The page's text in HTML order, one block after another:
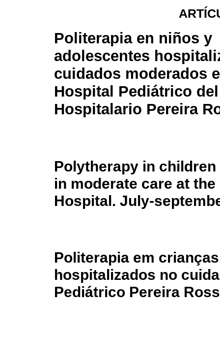
Politerapia en niños y
adolescentes
cuidados moderados
Hospital Pediátrico
Hospitalario Pereira
Polytherapy in
in moderate care at
Hospital. July-
Politerapia em
hospitalizados no
Pediátrico Pereira